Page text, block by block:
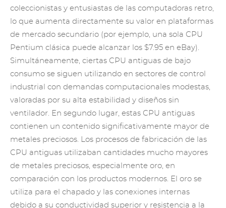
coleccionistas y entusiastas de las computadoras retro,
lo que aumenta directamente su valor en plataformas
de mercado secundario (por ejemplo, una sola CPU
Pentium clásica puede alcanzar los $7.95 en eBay).
Simultáneamente, ciertas CPU antiguas de bajo
consumo se siguen utilizando en sectores de control
industrial con demandas computacionales modestas,
valoradas por su alta estabilidad y diseños sin
ventilador. En segundo lugar, estas CPU antiguas
contienen un contenido significativamente mayor de
metales preciosos. Los procesos de fabricación de las
CPU antiguas utilizaban cantidades mucho mayores
de metales preciosos, especialmente oro, en
comparación con los productos modernos. El oro se
utiliza para el chapado y las conexiones internas
debido a su conductividad superior y resistencia a la